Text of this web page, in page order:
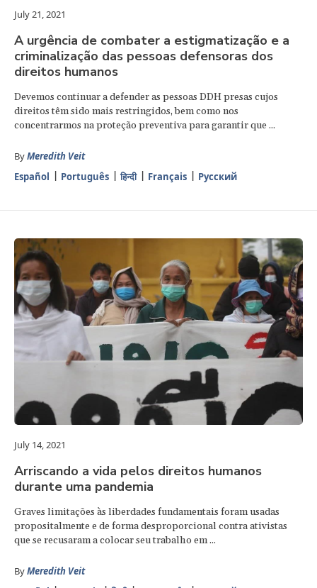
July 21, 2021
A urgência de combater a estigmatização e a
criminalização das pessoas defensoras dos
direitos humanos
Devemos continuar a defender as pessoas DDH presas cujos
direitos têm sido mais restringidos, bem como nos
concentrarmos na proteção preventiva para garantir que ...
ByMeredith Veit
Español
Português हिन्दी Français Русский
July 14, 2021
Arriscando a vida pelos direitos humanos
durante uma pandemia
Graves limitações às liberdades fundamentais foram usadas
propositalmente e de forma desproporcional contra ativistas
que se recusaram a colocar seu trabalho em ...
ByMeredith Veit